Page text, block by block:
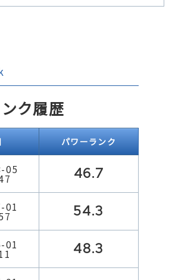
ク履歴
パワーランク
05 46.7
01 54.3
01 48.3